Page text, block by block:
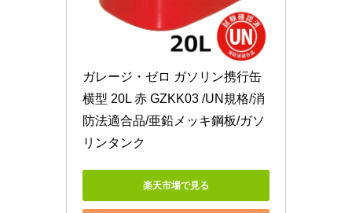
ガレージ・ゼロ ガソリン携行缶
横型 20L 赤 GZKK03 /UN規格/消
防法適合品/亜鉛メッキ鋼板/ガソ
リンタンク
楽天市場で見る